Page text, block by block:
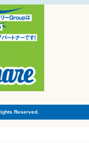
Reserved.